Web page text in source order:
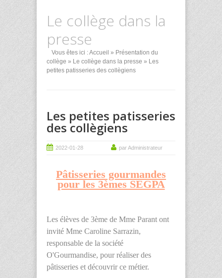
Le collège dans la
presse
Vous êtes ici :Accueil » Présentation du
collège » Le collège dans la presse » Les
petites patisseries des collègiens
Les petites patisseries
des collègiens
2022-01-28 par Administrateur
Pâtisseries gourmandes
pour les 3èmes SEGPA
Les élèves de 3ème de Mme Parant ont
invité Mme Caroline Sarrazin,
responsable de la société
O'Gourmandise, pour réaliser des
pâtisseries et découvrir ce métier.